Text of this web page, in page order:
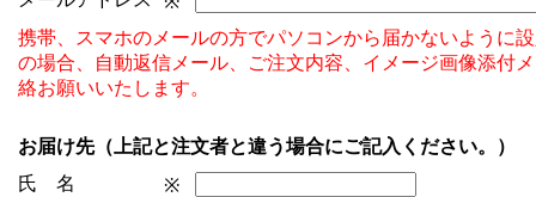
携帯、スマホのメールの方でパソコンから届かないように
の場合、自動返信メール、ご注文内容、イメージ画像添付
絡お願いいたします。
お届け先（上記と注文者と違う場合にご記入ください。）
氏 名
※